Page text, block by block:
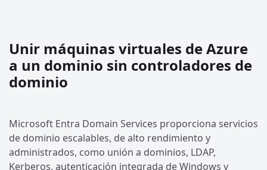
Unir máquinas virtuales de Azure
a un dominio sin controladores de
dominio
Microsoft Entra Domain Services proporciona servicios
de dominio escalables, de alto rendimiento y
administrados, como unión a dominios, LDAP,
Kerberos, autenticación integrada de Windows y